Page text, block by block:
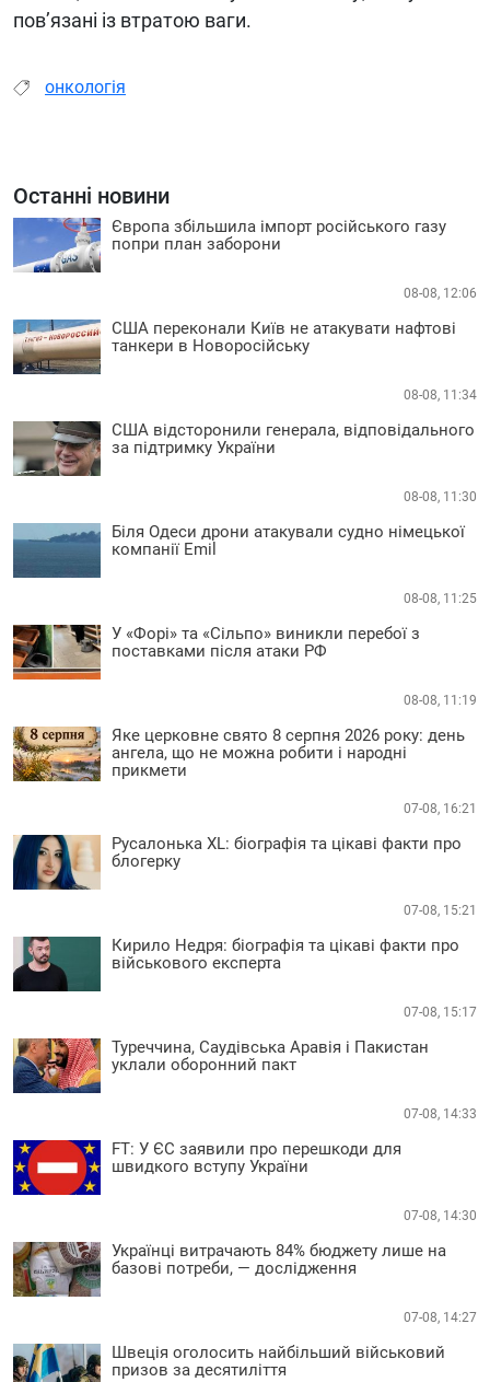
пов’язані із втратою ваги.
онкологія
Останні новини
Європа збільшила імпорт російського газу
попри план заборони
08-08, 12:06
США переконали Київ не атакувати нафтові
танкери в Новоросійську
08-08, 11:34
США відсторонили генерала, відповідального
за підтримку України
08-08, 11:30
Біля Одеси дрони атакували судно німецької
компанії Emil
08-08, 11:25
У «Форі» та «Сільпо» виникли перебої з
поставками після атаки РФ
08-08, 11:19
Яке церковне свято 8 серпня 2026 року: день
ангела, що не можна робити і народні
прикмети
07-08, 16:21
Русалонька XL: біографія та цікаві факти про
блогерку
07-08, 15:21
Кирило Недря: біографія та цікаві факти про
військового експерта
07-08, 15:17
Туреччина, Саудівська Аравія і Пакистан
уклали оборонний пакт
07-08, 14:33
FT: У ЄС заявили про перешкоди для
швидкого вступу України
07-08, 14:30
Українці витрачають 84% бюджету лише на
базові потреби, — дослідження
07-08, 14:27
Швеція оголосить найбільший військовий
призов за десятиліття